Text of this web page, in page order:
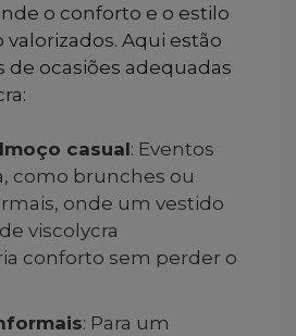
o conforto e o estilo
Aqui estão
ocasiões adequadas
casual: Eventos
como brunches ou
onde um vestido
viscolycra
conforto sem perder o
: Para um